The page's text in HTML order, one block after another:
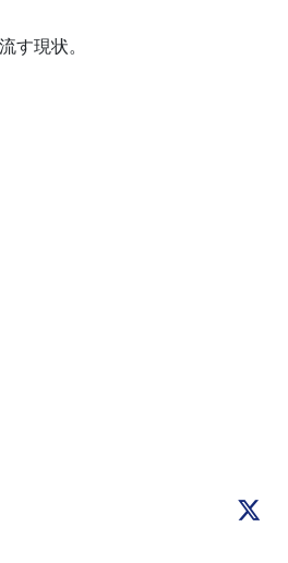
す現状。